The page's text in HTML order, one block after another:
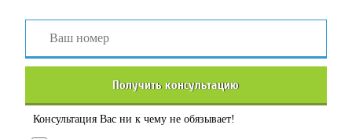
Получить консультацию
Консультация Вас ни к чему не обязывает!